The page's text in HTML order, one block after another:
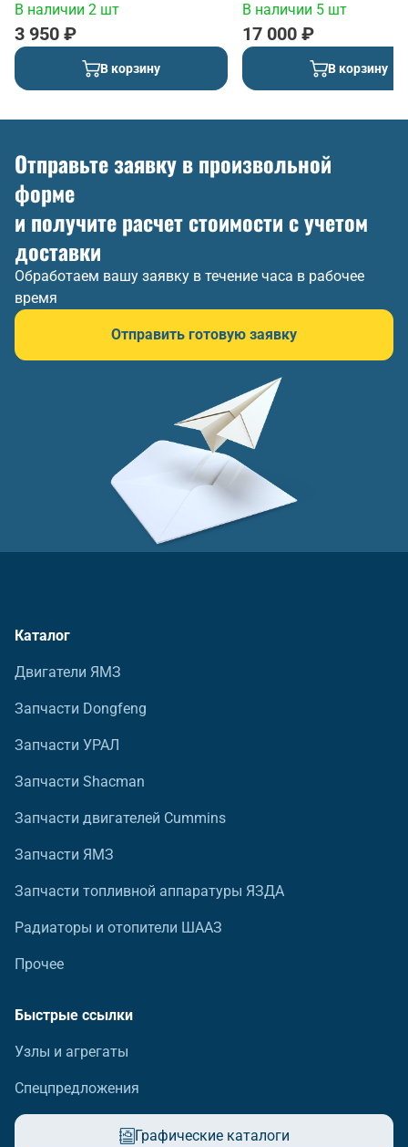
В наличии 2 шт
3 950 ₽
В корзину
В наличии 5 шт
17 000 ₽
В корзину
Отправьте заявку в произвольной
форме
и получите расчет стоимости с учетом
доставки
Обработаем вашу заявку в течение часа в рабочее
время
Отправить готовую заявку
Каталог
Двигатели ЯМЗ
Запчасти Dongfeng
Запчасти УРАЛ
Запчасти Shacman
Запчасти двигателей Cummins
Запчасти ЯМЗ
Запчасти топливной аппаратуры ЯЗДА
Радиаторы и отопители ШААЗ
Прочее
Быстрые ссылки
Узлы и агрегаты
Спецпредложения
Графические каталоги